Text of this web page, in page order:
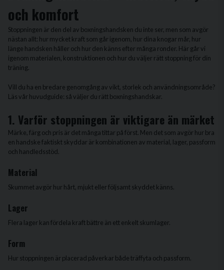
och komfort
Stoppningen är den del av boxningshandsken du inte ser, men som avgör
nästan allt: hur mycket kraft som går igenom, hur dina knogar mår, hur
länge handsken håller och hur den känns efter många ronder. Här går vi
igenom materialen, konstruktionen och hur du väljer rätt stoppning för din
träning.
Vill du ha en bredare genomgång av vikt, storlek och användningsområde?
Läs vår huvudguide: så väljer du rätt boxningshandskar.
1. Varför stoppningen är viktigare än märket
Märke, färg och pris är det många tittar på först. Men det som avgör hur bra
en handske faktiskt skyddar är kombinationen av material, lager, passform
och handledsstöd.
Material
Skummet avgör hur hårt, mjukt eller följsamt skyddet känns.
Lager
Flera lager kan fördela kraft bättre än ett enkelt skumlager.
Form
Hur stoppningen är placerad påverkar både träffyta och passform.